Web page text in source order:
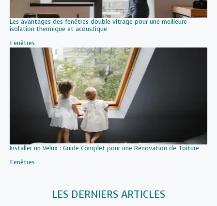
Les avantages des fenêtres double vitrage pour une meilleure
isolation thermique et acoustique
Par rapport à
Fenêtres
Installer un Velux : Guide Complet pour une Rénovation de Toiture
Par rapport à
Fenêtres
LES DERNIERS ARTICLES